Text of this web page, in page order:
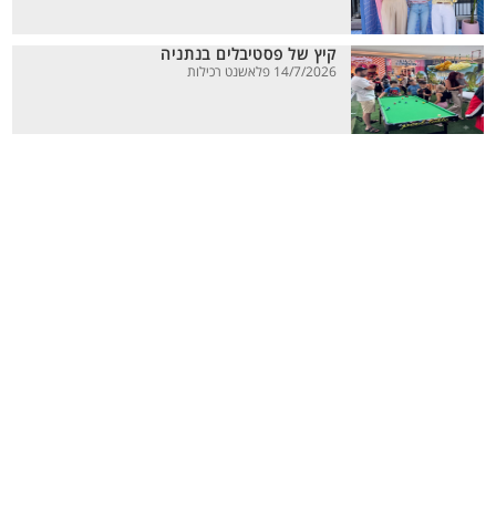
קיץ של פסטיבלים בנתניה
14/7/2026 פלאשנט רכילות